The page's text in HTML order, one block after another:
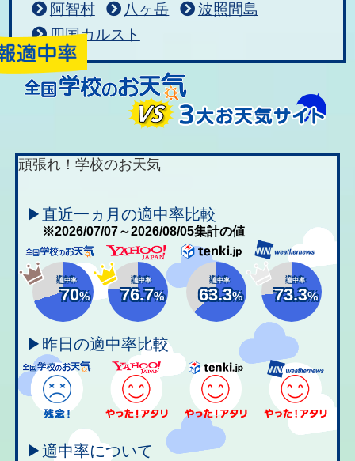
阿智村
八ヶ岳
波照間島
四国カルスト
頑張れ！学校のお天気
▶直近一ヵ月の適中率比較
※2026/07/07～2026/08/05集計の値
適中率
70%
適中率
76.7%
適中率
63.3%
適中率
73.3%
▶昨日の適中率比較
▶適中率について